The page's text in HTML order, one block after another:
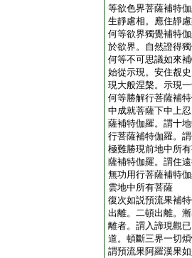
等欲色界菩薩補特
生靜慮相。應住靜
何等欲界獨覺補特
於欲界。自然證得
何等不可思議如來
始從示現。安住覩
現大般涅槃。示現
何等勝解行菩薩補
中成就菩薩下中上
薩補特伽羅。謂十
行菩薩補特伽羅。
極難勝現前地中所
薩補特伽羅。謂住
無功用行菩薩補特
雲地中所有菩薩
復次如説預流果補
出離。二頓出離。
離者。謂入諦現觀
道。頓斷三界一切
謂預流果阿羅漢果